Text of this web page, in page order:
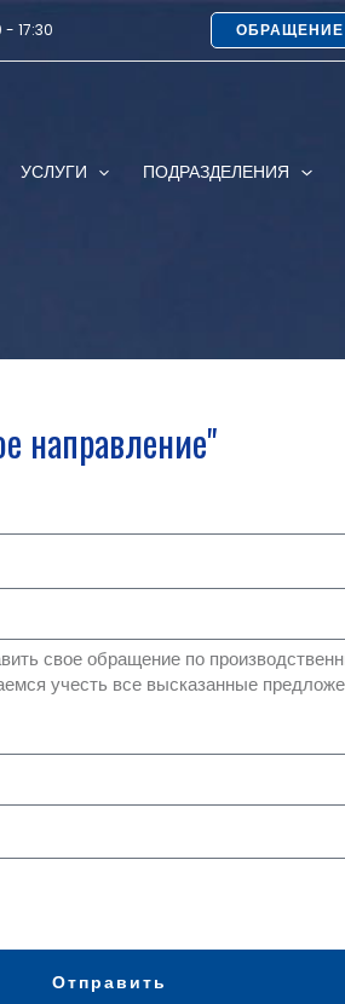
17:30 ОБРАЩЕНИЕ
УСЛУГИ ПОДРАЗДЕЛЕНИЯ
направление"
Отправить